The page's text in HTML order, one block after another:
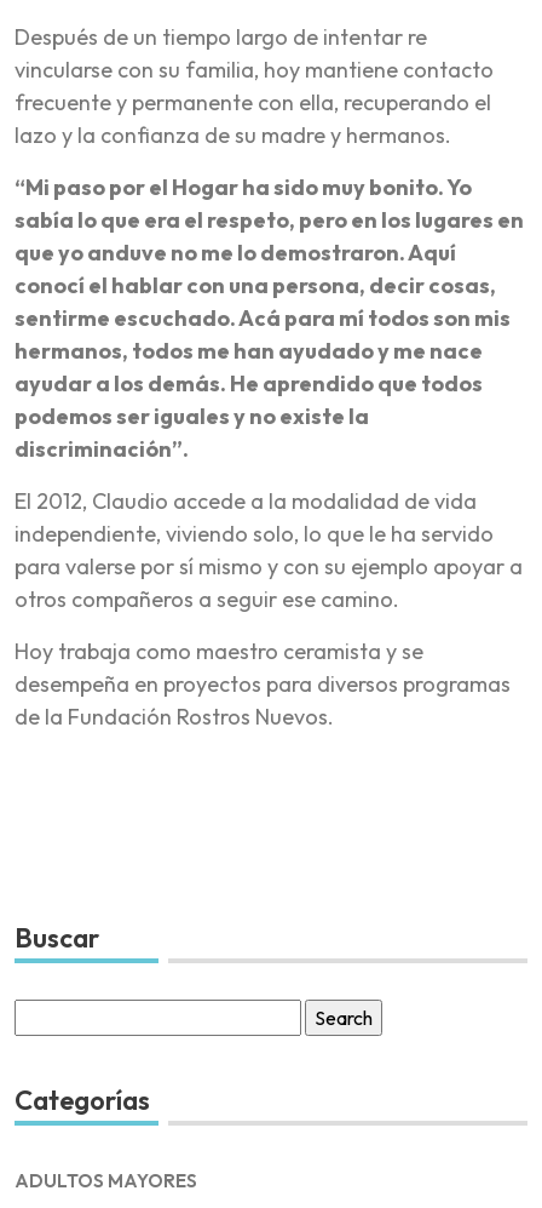
Después de un tiempo largo de intentar re
vincularse con su familia, hoy mantiene contacto
frecuente y permanente con ella, recuperando el
lazo y la confianza de su madre y hermanos.
“Mi paso por el Hogar ha sido muy bonito. Yo
sabía lo que era el respeto, pero en los lugares en
que yo anduve no me lo demostraron. Aquí
conocí el hablar con una persona, decir cosas,
sentirme escuchado. Acá para mí todos son mis
hermanos, todos me han ayudado y me nace
ayudar a los demás. He aprendido que todos
podemos ser iguales y no existe la
discriminación”.
El 2012, Claudio accede a la modalidad de vida
independiente, viviendo solo, lo que le ha servido
para valerse por sí mismo y con su ejemplo apoyar a
otros compañeros a seguir ese camino.
Hoy trabaja como maestro ceramista y se
desempeña en proyectos para diversos programas
de la Fundación Rostros Nuevos.
Buscar
for:
Categorías
ADULTOS MAYORES